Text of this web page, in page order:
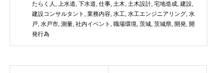
たらく人 , 上水道, 下水道, 仕事, 土木, 土木設計, 宅地造成, 建設,
建設コンサルタント , 業務内容, 水工, 水工エンジニアリング, 水
戸, 水戸市, 測量, 社内イベント , 職場環境, 茨城, 茨城県, 開発, 開
発行為